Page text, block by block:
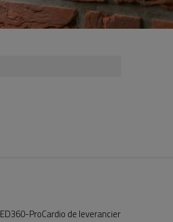
ProCardio de leverancier